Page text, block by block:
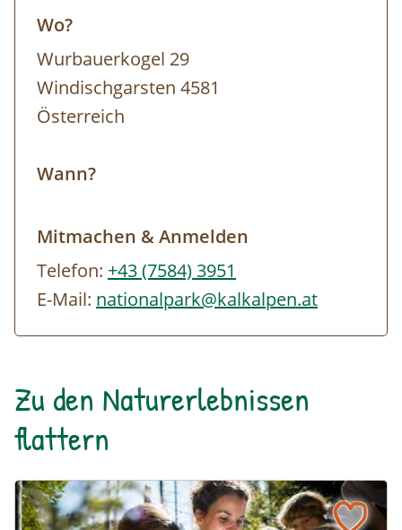
Wir wandern vom Treffpunkt beim Parkplatz
Zickerreith am Hengstpass Richtung
Dörflmoaralm.
Wo?
Wurbauerkogel 29
Windischgarsten 4581
Österreich
Wann?
Mitmachen & Anmelden
Telefon: +43 (7584) 3951
E-Mail: nationalpark@kalkalpen.at
Zu den Naturerlebnissen
flattern